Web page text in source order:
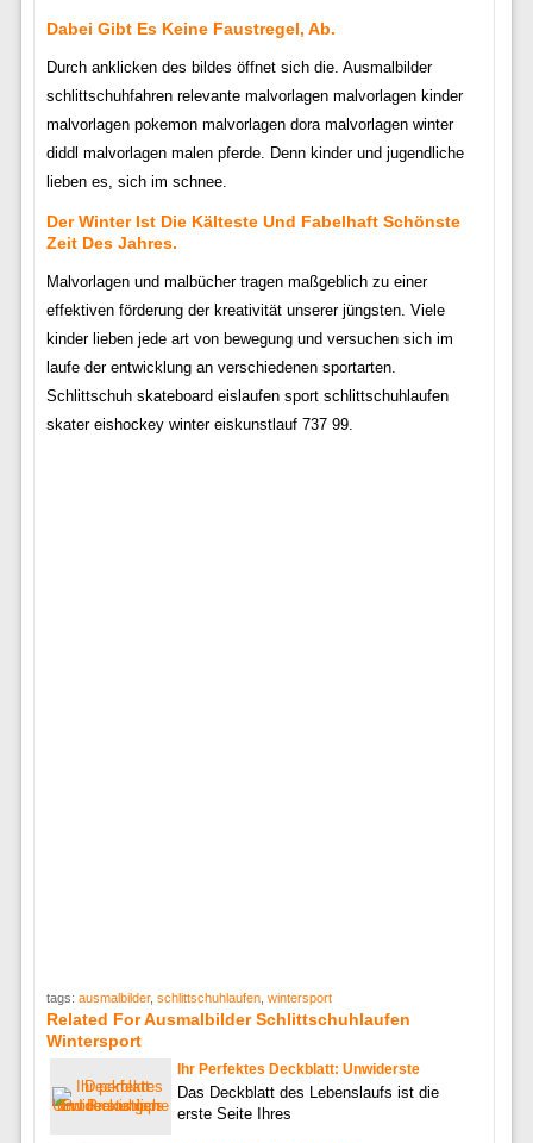
Dabei Gibt Es Keine Faustregel, Ab.
Durch anklicken des bildes öffnet sich die. Ausmalbilder
schlittschuhfahren relevante malvorlagen malvorlagen kinder
malvorlagen pokemon malvorlagen dora malvorlagen winter
diddl malvorlagen malen pferde. Denn kinder und jugendliche
lieben es, sich im schnee.
Der Winter Ist Die Kälteste Und Fabelhaft Schönste
Zeit Des Jahres.
Malvorlagen und malbücher tragen maßgeblich zu einer
effektiven förderung der kreativität unserer jüngsten. Viele
kinder lieben jede art von bewegung und versuchen sich im
laufe der entwicklung an verschiedenen sportarten.
Schlittschuh skateboard eislaufen sport schlittschuhlaufen
skater eishockey winter eiskunstlauf 737 99.
tags: ausmalbilder, schlittschuhlaufen, wintersport
Related For Ausmalbilder Schlittschuhlaufen
Wintersport
Ihr Perfektes Deckblatt: Unwiderste
Das Deckblatt des Lebenslaufs ist die
erste Seite Ihres